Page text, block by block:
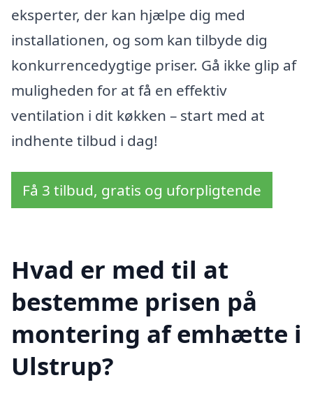
eksperter, der kan hjælpe dig med
installationen, og som kan tilbyde dig
konkurrencedygtige priser. Gå ikke glip af
muligheden for at få en effektiv
ventilation i dit køkken – start med at
indhente tilbud i dag!
Få 3 tilbud, gratis og uforpligtende
Hvad er med til at
bestemme prisen på
montering af emhætte i
Ulstrup?